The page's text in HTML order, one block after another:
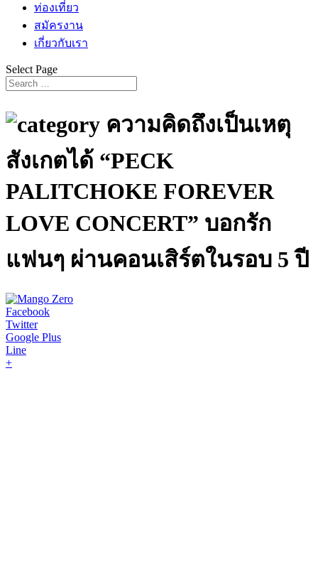
ท่องเที่ยว
สมัครงาน
เกี่ยวกับเรา
Select Page
ความคิดถึงเป็นเหตุ
สังเกตได้ “PECK
PALITCHOKE FOREVER
LOVE CONCERT” บอกรัก
แฟนๆ ผ่านคอนเสิร์ตในรอบ 5 ปี
Facebook
Twitter
Google Plus
Line
+